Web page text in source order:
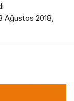
Ağustos 2018,